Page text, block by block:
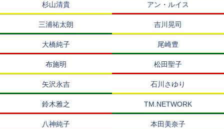
杉山清貴 アン・ルイス
三浦祐太朗 吉川晃司
大橋純子 尾崎豊
布施明 松田聖子
矢沢永吉 石川さゆり
鈴木雅之 TM.NETWORK
八神純子 本田美奈子